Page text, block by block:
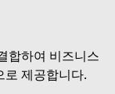
합하여 비즈니스
로 제공합니다.